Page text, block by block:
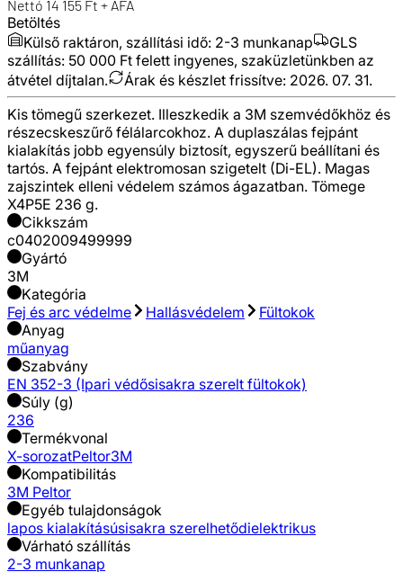
Nettó 14 155 Ft + ÁFA
Betöltés
Külső raktáron, szállítási idő: 2-3 munkanap
GLS
szállítás: 50 000 Ft felett ingyenes, szaküzletünkben az
átvétel díjtalan.
Árak és készlet frissítve: 2026. 07. 31.
Kis tömegű szerkezet. Illeszkedik a 3M szemvédőkhöz és
részecskeszűrő félálarcokhoz. A duplaszálas fejpánt
kialakítás jobb egyensúly biztosít, egyszerű beállítani és
tartós. A fejpánt elektromosan szigetelt (Di-EL). Magas
zajszintek elleni védelem számos ágazatban. Tömege
X4P5E 236 g.
Cikkszám
c0402009499999
Gyártó
3M
Kategória
Fej és arc védelme
Hallásvédelem
Fültokok
Anyag
műanyag
Szabvány
EN 352-3 (Ipari védősisakra szerelt fültokok)
Súly (g)
236
Termékvonal
X-sorozatPeltor3M
Kompatibilitás
3M Peltor
Egyéb tulajdonságok
lapos kialakításúsisakra szerelhetődielektrikus
Várható szállítás
2-3 munkanap